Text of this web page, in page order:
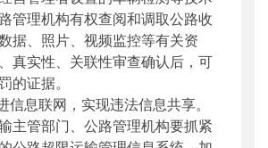
管理机构有权查阅和调取公路收
据、照片、视频监控等有关资
真实性、关联性审查确认后，可
的证据。
息联网，实现违法信息共享。
主管部门、公路管理机构要抓紧